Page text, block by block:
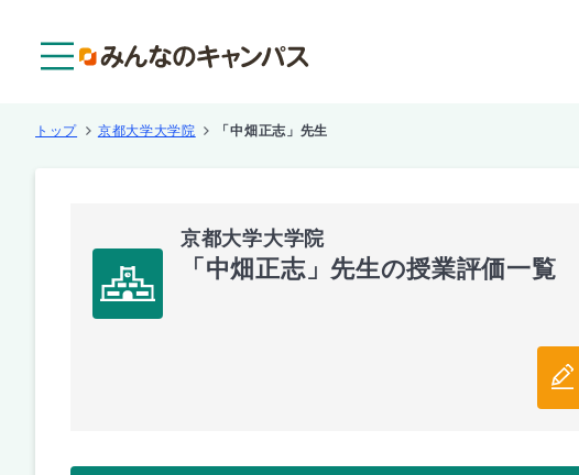
トップ 京都大学大学院 「中畑正志」先生
京都大学大学院
「中畑正志」先生の授業評価一覧